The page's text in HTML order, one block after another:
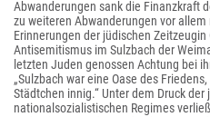
Abwanderungen sank die Finanzkraft
zu weiteren Abwanderungen vor
Erinnerungen der jüdischen
Antisemitismus im Sulzbach der
letzten Juden genossen Achtung bei
„Sulzbach war eine Oase des
Städtchen innig.“ Unter dem Druck
nationalsozialistischen Regimes